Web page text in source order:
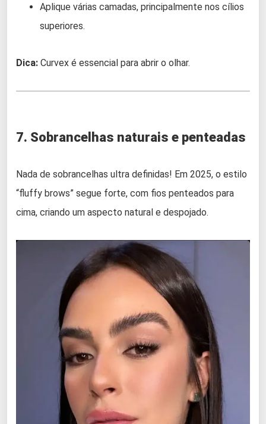
Aplique várias camadas, principalmente nos cílios
superiores.
Dica: Curvex é essencial para abrir o olhar.
7. Sobrancelhas naturais e penteadas
Nada de sobrancelhas ultra definidas! Em 2025, o estilo
“fluffy brows” segue forte, com fios penteados para
cima, criando um aspecto natural e despojado.